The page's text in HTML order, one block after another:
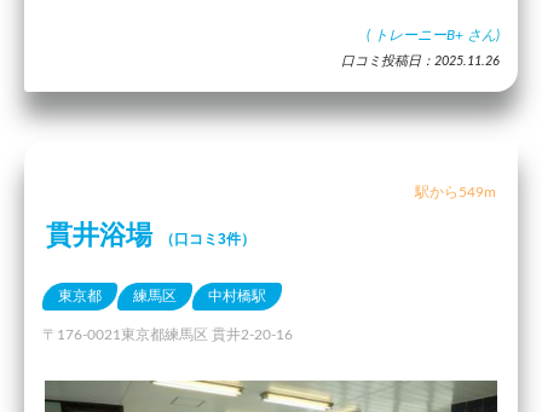
( トレーニーB+ さん)
口コミ投稿日：2025.11.26
駅から549m
貫井浴場 （口コミ3件）
東京都 練馬区 中村橋駅
〒176-0021東京都練馬区 貫井2-20-16